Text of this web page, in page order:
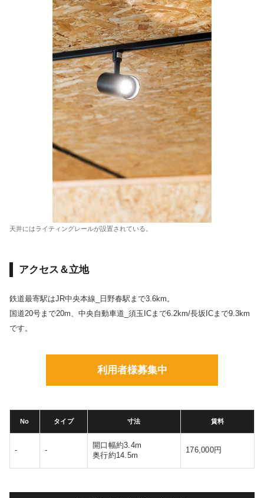
天井にはライティングレールが設置されている。
アクセス＆立地
鉄道最寄駅はJR中央本線_日野春駅まで3.6km。
国道20号まで20m、中央自動車道_須玉ICまで6.2km/長坂ICまで9.3km
です。
利用者様募集中
No タイプ 寸法 賃料
- -
開口幅約3.4m
奥行約14.5m
176,000円